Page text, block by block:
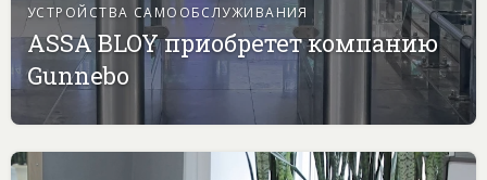
УСТРОЙСТВА САМООБСЛУЖИВАНИЯ
ASSA BLOY приобретет компанию
Gunnebo